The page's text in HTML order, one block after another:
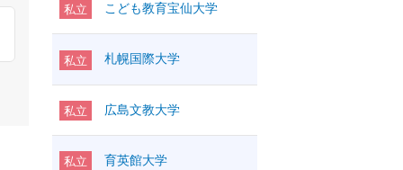
私立 こども教育宝仙大学
私立 札幌国際大学
私立 広島文教大学
私立 育英館大学